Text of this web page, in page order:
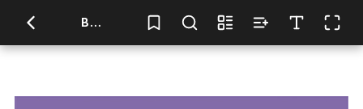
BÌA SÁCH